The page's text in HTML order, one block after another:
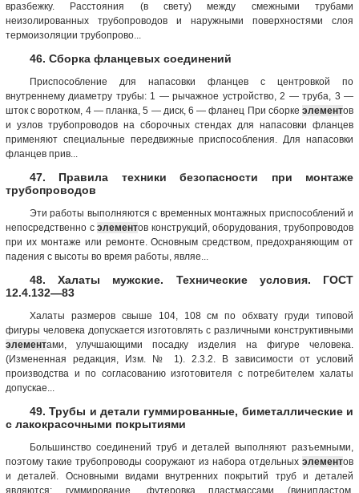
вразбежку. Расстояния (в свету) между смежными трубами
неизолированных трубопроводов и наружными поверхностями слоя
термоизоляции трубопрово...
46. Сборка фланцевых соединений
Приспособление для напасовки фланцев с центровкой по
внутреннему диаметру трубы: 1 — рычажное устройство, 2 — труба, 3 —
шток с воротком, 4 — планка, 5 — диск, 6 — фланец При сборке элементов
и узлов трубопроводов на сборочных стендах для напасовки фланцев
применяют специальные передвижные приспособления. Для напасовки
фланцев прив...
47. Правила техники безопасности при монтаже
трубопроводов
Эти работы выполняются с временных монтажных приспособлений и
непосредственно сэлементов конструкций, оборудования, трубопроводов
при их монтаже или ремонте. Основным средством, предохраняющим от
падения с высоты во время работы, являе...
48. Халаты мужские. Технические условия. ГОСТ
12.4.132—83
Халаты размеров свыше 104, 108 см по обхвату груди типовой
фигуры человека допускается изготовлять с различными конструктивными
элементами, улучшающими посадку изделия на фигуре человека.
(Измененная редакция, Изм. № 1). 2.3.2. В зависимости от условий
производства и по согласованию изготовителя с потребителем халаты
допускае...
49. Трубы и детали гуммированные, биметаллические и
с лакокрасочными покрытиями
Большинство соединений труб и деталей выполняют разъемными,
поэтому такие трубопроводы сооружают из набора отдельных элементов
и деталей. Основными видами внутренних покрытий труб и деталей
являются: гуммирование, футеровка пластмассами (винипластом,